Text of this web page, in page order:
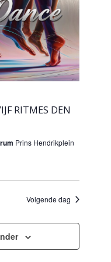
RITMES DEN
Prins Hendrikplein
Volgende dag